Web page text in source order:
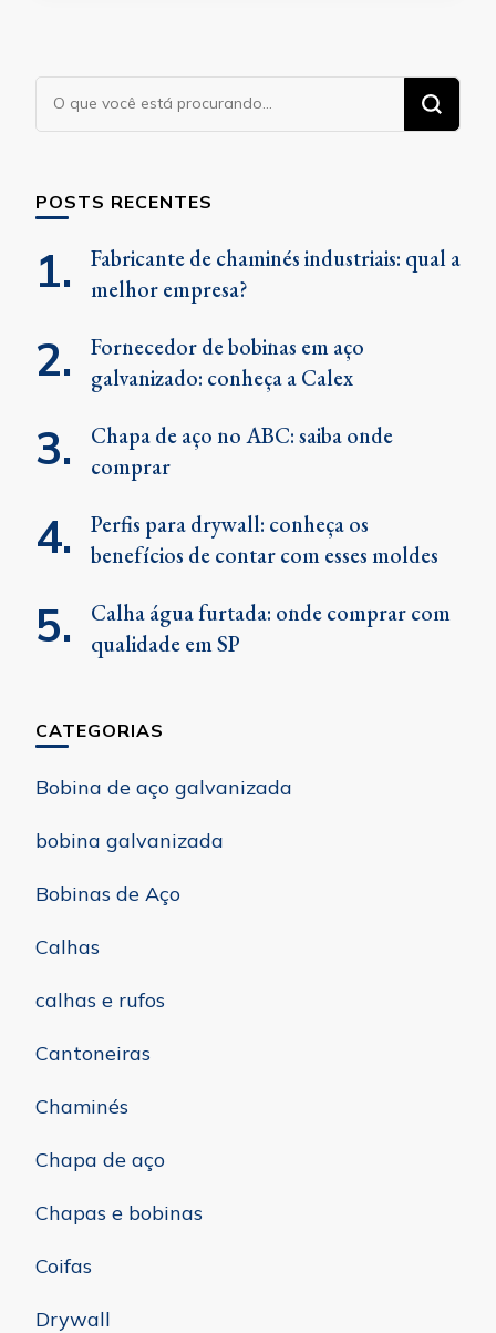
Procurando
algo?
POSTS RECENTES
Fabricante de chaminés industriais: qual a
melhor empresa?
Fornecedor de bobinas em aço
galvanizado: conheça a Calex
Chapa de aço no ABC: saiba onde
comprar
Perfis para drywall: conheça os
benefícios de contar com esses moldes
Calha água furtada: onde comprar com
qualidade em SP
CATEGORIAS
Bobina de aço galvanizada
bobina galvanizada
Bobinas de Aço
Calhas
calhas e rufos
Cantoneiras
Chaminés
Chapa de aço
Chapas e bobinas
Coifas
Drywall